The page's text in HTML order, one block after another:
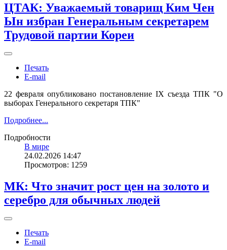
ЦТАК: Уважаемый товарищ Ким Чен
Ын избран Генеральным секретарем
Трудовой партии Кореи
Печать
E-mail
22 февраля опубликовано постановление IX съезда ТПК "О
выборах Генерального секретаря ТПК"
Подробнее...
Подробности
В мире
24.02.2026 14:47
Просмотров: 1259
МК: Что значит рост цен на золото и
серебро для обычных людей
Печать
E-mail